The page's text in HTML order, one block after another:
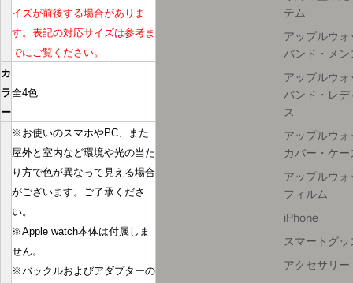
テム
アップルウォ
バンド・メン
アップルウォ
バンド・レデ
ス
アップルウォ
カバー・ケー
アップルウォ
フィルム
iPhone
スマートグッ
アクセサリー
イズが前後する場合がありま
す。表記の対応サイズは参考ま
でにご覧ください。
カ
ラ
ー
全4色
※お使いのスマホやPC、また
屋外と室内など環境や光の当た
り方で色が異なって見える場合
がございます。ご了承くださ
い。
※Apple watch本体は付属しま
せん。
※バックルおよびアダプターの